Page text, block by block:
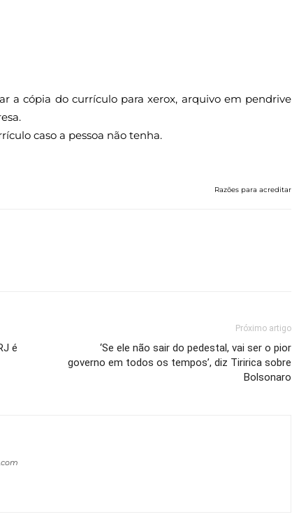
a cópia do currículo para xerox, arquivo em pendrive
caso a pessoa não tenha.
Razões para acreditar
é
Próximo artigo
‘Se ele não sair do pedestal, vai ser o pior
governo em todos os tempos’, diz Tiririca sobre
Bolsonaro